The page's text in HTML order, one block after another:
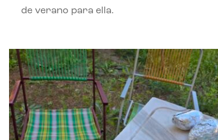
de verano para ella.